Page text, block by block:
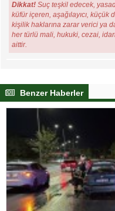
Dikkat! Suç teşkil edecek,
küfür içeren, aşağılayıcı, küçük
kişilik haklarına zarar verici ya
her türlü mali, hukuki, cezai,
aittir.
Benzer Haberler